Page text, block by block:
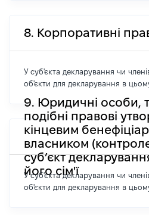
8. Корпоративні
У суб'єкта декларування чи
об'єкти для декларування в цьому
9. Юридичні особи,
подібні правові
кінцевим
власником
суб’єкт
його сім'ї
У суб'єкта декларування чи
об'єкти для декларування в цьому